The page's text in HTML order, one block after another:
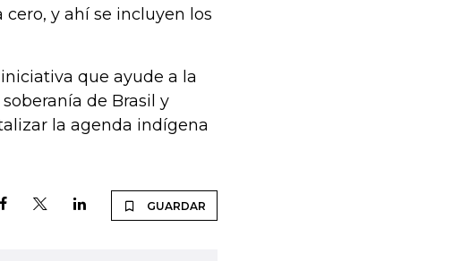
y ahí se incluyen los
que ayude a la
de Brasil y
la agenda indígena
GUARDAR